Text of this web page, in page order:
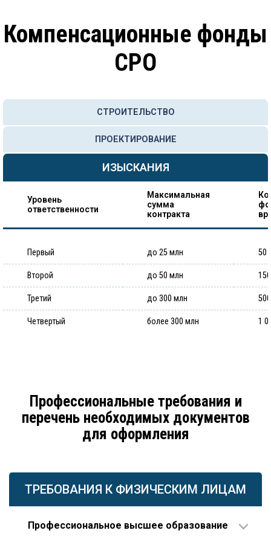
Компенсационные фонды
СРО
СТРОИТЕЛЬСТВО
ПРОЕКТИРОВАНИЕ
ИЗЫСКАНИЯ
Уровень
ответственности
Максимальная
сумма
контракта
Первый до 25 млн 50
Второй до 50 млн
Третий до 300 млн
Четвертый более 300 млн 1
Профессиональные требования и
перечень необходимых документов
для оформления
ТРЕБОВАНИЯ К ФИЗИЧЕСКИМ ЛИЦАМ
Профессиональное высшее образование